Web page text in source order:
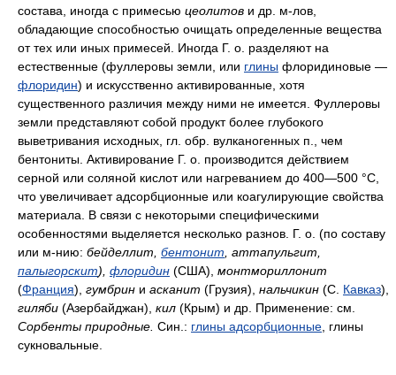
состава, иногда с примесью цеолитов и др. м-лов,
обладающие способностью очищать определенные вещества
от тех или иных примесей. Иногда Г. о. разделяют на
естественные (фуллеровы земли, или глины флоридиновые —
флоридин) и искусственно активированные, хотя
существенного различия между ними не имеется. Фуллеровы
земли представляют собой продукт более глубокого
выветривания исходных, гл. обр. вулканогенных п., чем
бентониты. Активирование Г. о. производится действием
серной или соляной кислот или нагреванием до 400—500 °С,
что увеличивает адсорбционные или коагулирующие свойства
материала. В связи с некоторыми специфическими
особенностями выделяется несколько разнов. Г. о. (по составу
или м-нию: бейделлит, бентонит , аттапульгит,
палыгорскит), флоридин (США), монтмориллонит
(Франция), гумбрин и асканит (Грузия), нальчикин (С. Кавказ),
гиляби (Азербайджан), кил (Крым) и др. Применение: см.
Сорбенты природные. Син.: глины адсорбционные , глины
сукновальные.